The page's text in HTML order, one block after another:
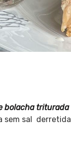
bolacha triturada
sem sal derretida